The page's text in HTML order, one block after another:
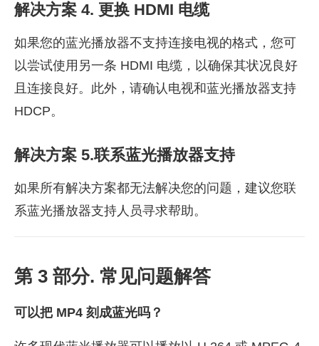
解决方案 4. 更换 HDMI 电缆
如果您的蓝光播放器不支持连接电视的格式，您可
以尝试使用另一条 HDMI 电缆，以确保其状况良好
且连接良好。此外，请确认电视和蓝光播放器支持
HDCP。
解决方案 5.联系蓝光播放器支持
如果所有解决方案都无法解决您的问题，建议您联
系蓝光播放器支持人员寻求帮助。
第 3 部分. 常见问题解答
可以把 MP4 刻成蓝光吗？